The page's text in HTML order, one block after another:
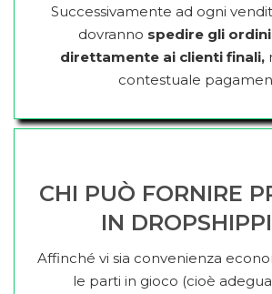
Successivamente ad ogni
dovranno spedire gli
direttamente ai clienti finali,
contestuale
CHI PUÒ FORNIRE
IN
Affinché vi sia convenienza
le parti in gioco (cioè